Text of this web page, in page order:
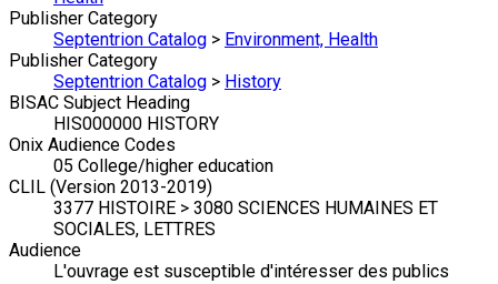
Publisher Category
Septentrion Catalog > Environment, Health
Publisher Category
Septentrion Catalog > History
BISAC Subject Heading
HIS000000 HISTORY
Onix Audience Codes
05 College/higher education
CLIL (Version 2013-2019)
3377 HISTOIRE > 3080 SCIENCES HUMAINES ET
SOCIALES, LETTRES
Audience
L'ouvrage est susceptible d'intéresser des publics